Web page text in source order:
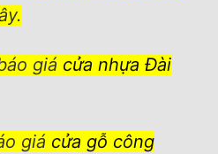
giá cửa nhựa Đài
giá cửa gỗ công